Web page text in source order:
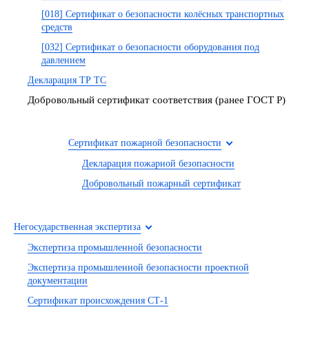
[018] Сертификат о безопасности колёсных транспортных
средств
[032] Сертификат о безопасности оборудования под
давлением
Декларация ТР ТС
Добровольный сертификат соответствия (ранее ГОСТ Р)
Сертификат пожарной безопасности
Декларация пожарной безопасности
Добровольный пожарный сертификат
Негосударственная экспертиза
Экспертиза промышленной безопасности
Экспертиза промышленной безопасности проектной
документации
Сертификат происхождения СТ-1